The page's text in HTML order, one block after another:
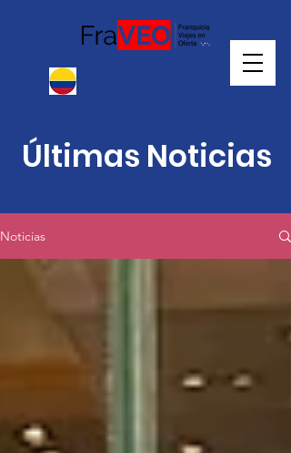
Últimas Noticias
Noticias